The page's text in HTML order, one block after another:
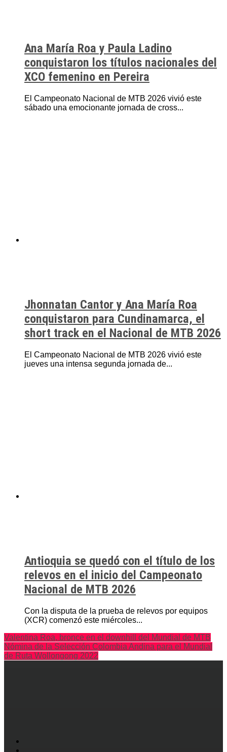
Ana María Roa y Paula Ladino
conquistaron los títulos nacionales del
XCO femenino en Pereira
El Campeonato Nacional de MTB 2026 vivió este
sábado una emocionante jornada de cross...
Jhonnatan Cantor y Ana María Roa
conquistaron para Cundinamarca, el
short track en el Nacional de MTB 2026
El Campeonato Nacional de MTB 2026 vivió este
jueves una intensa segunda jornada de...
Antioquia se quedó con el título de los
relevos en el inicio del Campeonato
Nacional de MTB 2026
Con la disputa de la prueba de relevos por equipos
(XCR) comenzó este miércoles...
Valentina Roa, bronce en el downhill del Mundial de MTB
Nómina de la Selección Colombia Andina para el Mundial
de Ruta Wollongong 2022